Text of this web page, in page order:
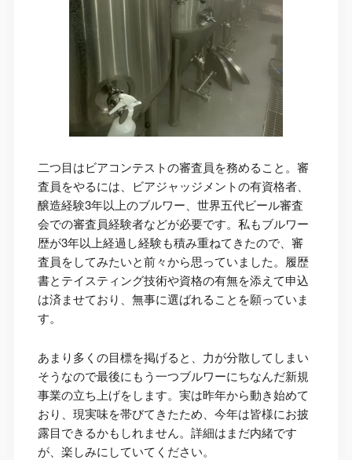
二つ目はビアコンテストの審査員を務めること。審
査員をやるには、ビアジャッジメントの有資格者、
醸造経験3年以上のブルワー、世界五代ビール審査
会での審査員経験者などが必要です。私もブルワー
歴が3年以上経過し経験も積み重ねてきたので、審
査員をしてみたいと前々から思っていました。履歴
書とテイスティング技術や資格の有無を添えて申込
は済ませており、無事に選ばれることを願っていま
す。
あまり多くの目標を掲げると、力が分散してしまい
そうなので最後にもう一つブルワーにちなんだ新規
事業の立ち上げをします。実は昨年から動き始めて
おり、現実味を帯びてきたため、今年は皆様にお披
露目できるかもしれません。詳細はまだ内緒です
が、楽しみにしていてください。